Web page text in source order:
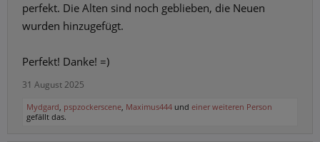
perfekt. Die Alten sind noch geblieben, die Neuen
wurden hinzugefügt.
Perfekt! Danke! =)
31 August 2025
Mydgard, pspzockerscene, Maximus444 und einer weiteren Person
gefällt das.